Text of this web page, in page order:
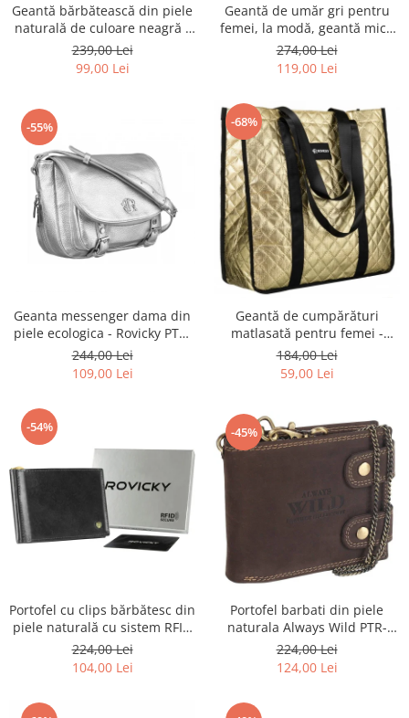
Geantă bărbătească din piele
naturală de culoare neagră -
Rovicky PTR-R-ST7-01-7571-
BLACK
239,00 Lei
99,00 Lei
Geantă de umăr gri pentru
femei, la modă, geantă mică
urbană cu fermoar, piele
ecologică - Peterson PTR-PTN
MX02-P-7700
274,00 Lei
119,00 Lei
-55%
Geanta messenger dama din
piele ecologica - Rovicky PTR-
R-TOR-ALE-2-3776 SIL
244,00 Lei
109,00 Lei
-68%
Geantă de cumpărături
matlasată pentru femei -
Rovicky PTR-RSPV-001P-5277
GOLD
184,00 Lei
59,00 Lei
-54%
Portofel cu clips bărbătesc din
piele naturală cu sistem RFID
- Rovicky PTR-N1908-RVT-9799
BLACK
224,00 Lei
104,00 Lei
-45%
Portofel barbati din piele
naturala Always Wild PTR-
2900-BIC
224,00 Lei
124,00 Lei